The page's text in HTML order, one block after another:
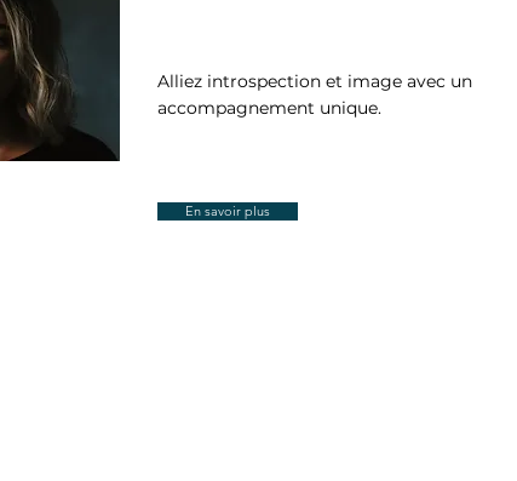
Alliez introspection et image avec un
accompagnement unique.
En savoir plus